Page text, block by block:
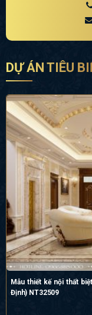
DỰ ÁN TIÊU
Mẫu thiết kế nội thất
Định) NT32509